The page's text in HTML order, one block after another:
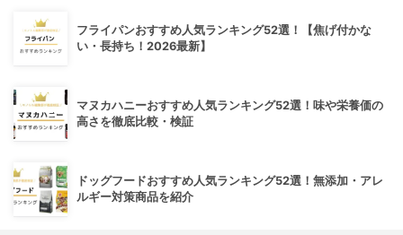
フライパンおすすめ人気ランキング52選！【焦げ付かな
い・長持ち！2026最新】
マヌカハニーおすすめ人気ランキング52選！味や栄養価の
高さを徹底比較・検証
ドッグフードおすすめ人気ランキング52選！無添加・アレ
ルギー対策商品を紹介